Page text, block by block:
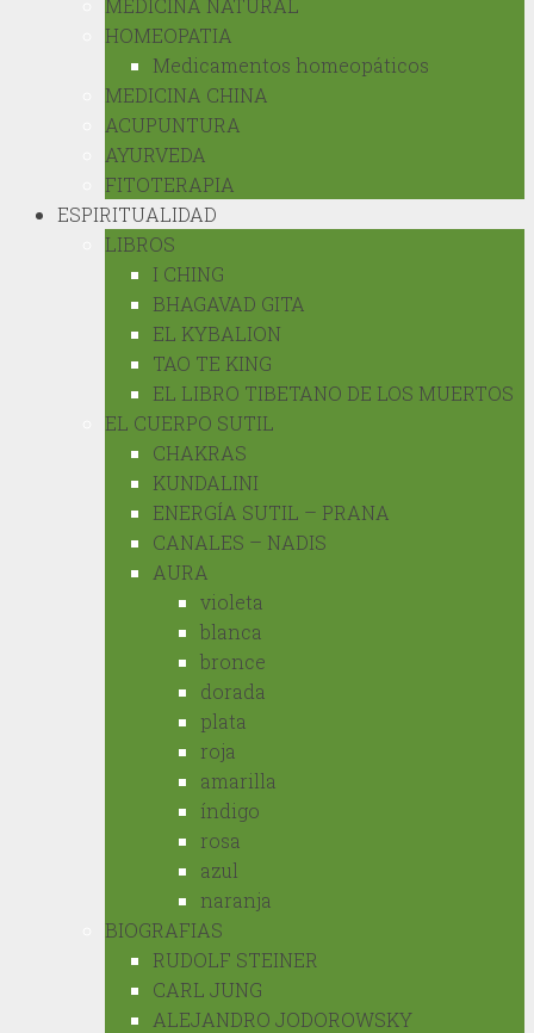
MEDICINA NATURAL
HOMEOPATIA
Medicamentos homeopáticos
MEDICINA CHINA
ACUPUNTURA
AYURVEDA
FITOTERAPIA
ESPIRITUALIDAD
LIBROS
I CHING
BHAGAVAD GITA
EL KYBALION
TAO TE KING
EL LIBRO TIBETANO DE LOS MUERTOS
EL CUERPO SUTIL
CHAKRAS
KUNDALINI
ENERGÍA SUTIL – PRANA
CANALES – NADIS
AURA
violeta
blanca
bronce
dorada
plata
roja
amarilla
índigo
rosa
azul
naranja
BIOGRAFIAS
RUDOLF STEINER
CARL JUNG
ALEJANDRO JODOROWSKY